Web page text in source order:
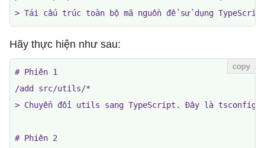
> Tái cấu trúc toàn bộ mã nguồn để sử dụng TypeScript
Hãy thực hiện như sau:
# Phiên 1
/add src/utils/*
> Chuyển đổi utils sang TypeScript. Đây là tsconfig
# Phiên 2